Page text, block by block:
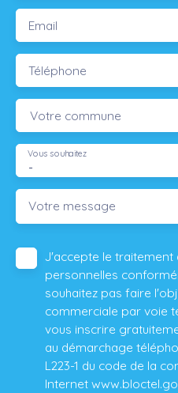
Email
Téléphone
Votre commune
-
Vous souhaitez
Votre message
J'accepte le traitement
personnelles
souhaitez pas faire
commerciale par voie
vous inscrire
au démarchage
L223-1 du code de la
Internet